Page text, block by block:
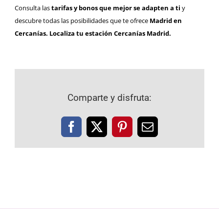
Consulta lastarifas y bonos que mejor se adapten a ti y
descubre todas las posibilidades que te ofrece Madrid en
Cercanías. Localiza tu estación Cercanías Madrid.
Comparte y disfruta:
Facebook
X PinterestCorreo